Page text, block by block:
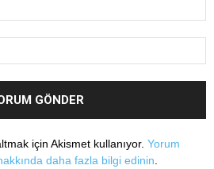
için Akismet kullanıyor. Yorum
daha fazla bilgi edinin.